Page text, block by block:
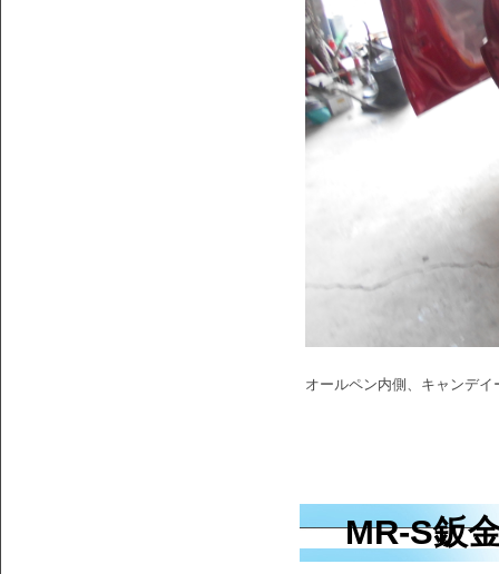
オールペン内側、キャンデイ
MR-S鈑金